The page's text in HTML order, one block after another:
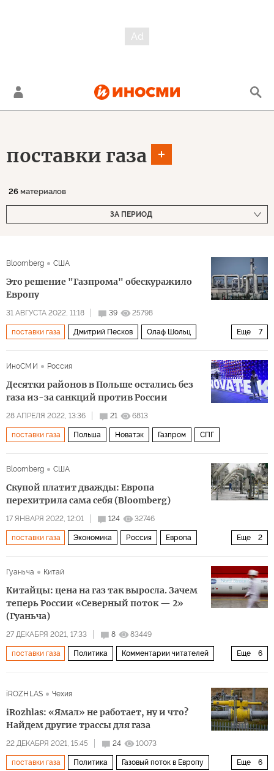
поставки газа
26 материалов
ЗА ПЕРИОД
Bloomberg США
Это решение "Газпрома" обескуражило
Европу
31 АВГУСТА 2022, 11:18 39 25798
Еще 7
поставки газа Дмитрий Песков Олаф Шольц
ИноСМИ Россия
Десятки районов в Польше остались без
газа из-за санкций против России
28 АПРЕЛЯ 2022, 13:36 21 6813
поставки газа Польша Новатэк Газпром СПГ
Bloomberg США
Скупой платит дважды: Европа
перехитрила сама себя (Bloomberg)
17 ЯНВАРЯ 2022, 12:01 124 32746
Еще 2
поставки газа Экономика Россия Европа
Гуаньча
Китай
Китайцы: цена на газ так выросла. Зачем
теперь России «Северный поток — 2»
(Гуаньча)
27 ДЕКАБРЯ 2021, 17:33 8 83449
Еще 6
поставки газа Политика Комментарии читателей
комментарии читателей
iROZHLAS Чехия
iRozhlas: «Ямал» не работает, ну и что?
Найдем другие трассы для газа
22 ДЕКАБРЯ 2021, 15:45 24 10073
Еще 6
поставки газа Политика Газовый поток в Европу